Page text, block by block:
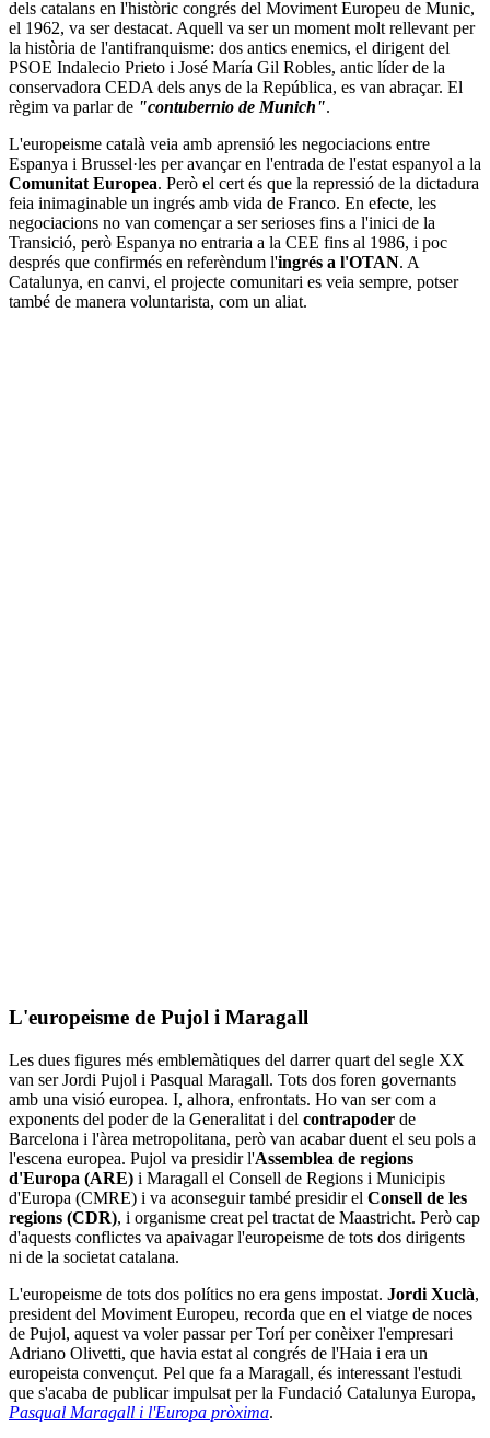
dels catalans en l'històric congrés del Moviment Europeu de Munic,
el 1962, va ser destacat. Aquell va ser un moment molt rellevant per
la història de l'antifranquisme: dos antics enemics, el dirigent del
PSOE Indalecio Prieto i José María Gil Robles, antic líder de la
conservadora CEDA dels anys de la República, es van abraçar. El
règim va parlar de "contubernio de Munich".
L'europeisme català veia amb aprensió les negociacions entre
Espanya i Brussel·les per avançar en l'entrada de l'estat espanyol a la
Comunitat Europea. Però el cert és que la repressió de la dictadura
feia inimaginable un ingrés amb vida de Franco. En efecte, les
negociacions no van començar a ser serioses fins a l'inici de la
Transició, però Espanya no entraria a la CEE fins al 1986, i poc
després que confirmés en referèndum l'ingrés a l'OTAN. A
Catalunya, en canvi, el projecte comunitari es veia sempre, potser
també de manera voluntarista, com un aliat.
L'europeisme de Pujol i Maragall
Les dues figures més emblemàtiques del darrer quart del segle XX
van ser Jordi Pujol i Pasqual Maragall. Tots dos foren governants
amb una visió europea. I, alhora, enfrontats. Ho van ser com a
exponents del poder de la Generalitat i del contrapoder de
Barcelona i l'àrea metropolitana, però van acabar duent el seu pols a
l'escena europea. Pujol va presidir l'Assemblea de regions
d'Europa (ARE) i Maragall el Consell de Regions i Municipis
d'Europa (CMRE) i va aconseguir també presidir el Consell de les
regions (CDR), i organisme creat pel tractat de Maastricht. Però cap
d'aquests conflictes va apaivagar l'europeisme de tots dos dirigents
ni de la societat catalana.
L'europeisme de tots dos polítics no era gens impostat. Jordi Xuclà,
president del Moviment Europeu, recorda que en el viatge de noces
de Pujol, aquest va voler passar per Torí per conèixer l'empresari
Adriano Olivetti, que havia estat al congrés de l'Haia i era un
europeista convençut. Pel que fa a Maragall, és interessant l'estudi
que s'acaba de publicar impulsat per la Fundació Catalunya Europa,
Pasqual Maragall i l'Europa pròxima.